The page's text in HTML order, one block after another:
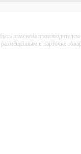
изменена производителем
в карточке